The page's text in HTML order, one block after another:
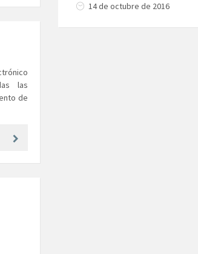
14 de octubre de 2016
las
de